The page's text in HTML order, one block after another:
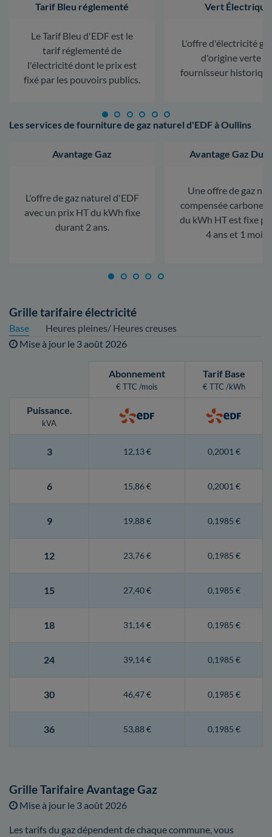
Tarif Bleu réglementé
Le Tarif Bleu d'EDF est le
tarif réglementé de
l'électricité dont le prix est
fixé par les pouvoirs publics.
Vert Électrique
L'offre d'électricité
d'origine verte
fournisseur
Les services de fourniture de gaz naturel d'EDF à Oullins
Avantage Gaz
L'offre de gaz naturel d'EDF
avec un prix HT du kWh fixe
durant 2 ans.
Avantage Gaz
Une offre de gaz
compensée carbone.
du kWh HT est fixe
4 ans et 1 mois.
Grille tarifaire électricité
Base
Heures pleines/ Heures creuses
Mise à jour le 3 août 2026
Abonnement
€ TTC /mois
Tarif Base
€ TTC /kWh
Puissance.
kVA
3 12,13 € 0,2001 €
6 15,86 € 0,2001 €
9 19,88 € 0,1985 €
12 23,76 € 0,1985 €
15 27,40 € 0,1985 €
18 31,14 € 0,1985 €
24 39,14 € 0,1985 €
30 46,47 € 0,1985 €
36 53,88 € 0,1985 €
Grille Tarifaire Avantage Gaz
Mise à jour le 3 août 2026
Les tarifs du gaz dépendent de chaque commune, vous